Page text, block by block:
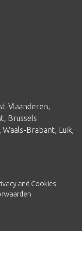
Vlaanderen,
, Brussels
, Waals-Brabant, Luik,
and Cookies